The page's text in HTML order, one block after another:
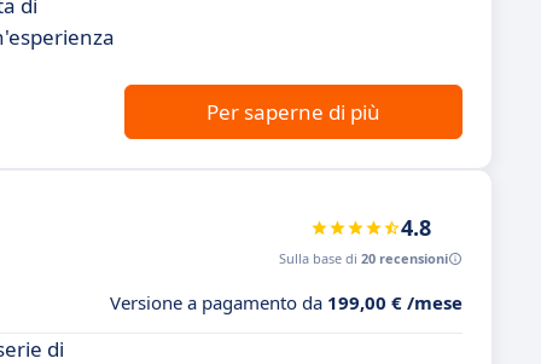
Per saperne di più
4.8
Sulla base di 20 recensioni
Versione a pagamento da 199,00 € /mese
di